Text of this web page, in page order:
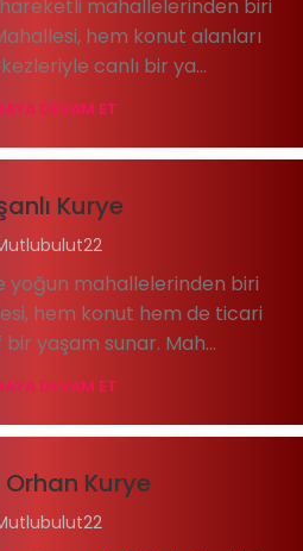
mahallelerinden biri
hem konut alanları
canlı bir ya...
DEVAM ET
Kurye
yoğun mahallelerinden biri
hem konut hem de ticari
yaşam sunar. Mah...
DEVAM ET
Kurye